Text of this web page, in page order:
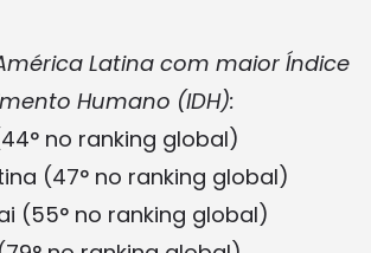
Latina com maior Índice
Humano (IDH):
no ranking global)
(47° no ranking global)
(55° no ranking global)